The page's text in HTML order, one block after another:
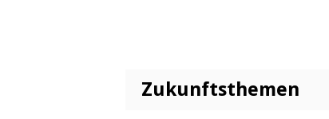
Zukunftsthemen